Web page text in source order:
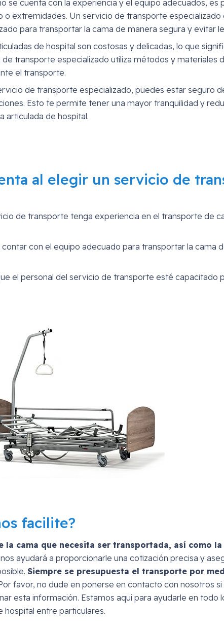
se cuenta con la experiencia y el equipo adecuados, es
o extremidades. Un servicio de transporte especializado
para transportar la cama de manera segura y evitar
de hospital son costosas y delicadas, lo que
transporte especializado utiliza métodos y materiales
el transporte.
de transporte especializado, puedes estar seguro
Esto te permite tener una mayor tranquilidad y
articulada de hospital.
al elegir un servicio de
de transporte tenga experiencia en el transporte de
con el equipo adecuado para transportar la cama
el personal del servicio de transporte esté capacitado
facilite?
la cama que necesita ser transportada, así como
ayudará a proporcionarle una cotización precisa y
Siempre se presupuesta el transporte por
favor, no dude en ponerse en contacto con nosotros si
esta información. Estamos aquí para ayudarle en todo
hospital entre particulares.